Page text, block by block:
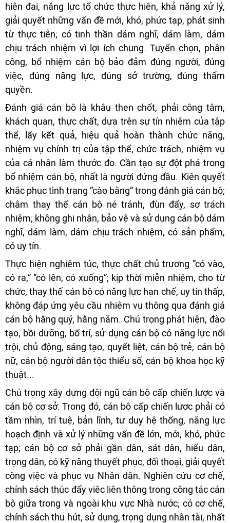
hiện đại, năng lực tổ chức thực hiện, khả năng xử lý,
giải quyết những vấn đề mới, khó, phức tạp, phát sinh
từ thực tiễn; có tinh thần dám nghĩ, dám làm, dám
chịu trách nhiệm vì lợi ích chung. Tuyển chọn, phân
công, bổ nhiệm cán bộ bảo đảm đúng người, đúng
việc, đúng năng lực, đúng sở trường, đúng thẩm
quyền.
Đánh giá cán bộ là khâu then chốt, phải công tâm,
khách quan, thực chất, dựa trên sự tín nhiệm của tập
thể, lấy kết quả, hiệu quả hoàn thành chức năng,
nhiệm vụ chính trị của tập thể, chức trách, nhiệm vụ
của cá nhân làm thước đo. Cần tạo sự đột phá trong
bổ nhiệm cán bộ, nhất là người đứng đầu. Kiên quyết
khắc phục tình trạng “cào bằng” trong đánh giá cán bộ;
chậm thay thế cán bộ né tránh, đùn đẩy, sợ trách
nhiệm; không ghi nhận, bảo vệ và sử dụng cán bộ dám
nghĩ, dám làm, dám chịu trách nhiệm, có sản phẩm,
có uy tín.
Thực hiện nghiêm túc, thực chất chủ trương “có vào,
có ra,” “có lên, có xuống”; kịp thời miễn nhiệm, cho từ
chức, thay thế cán bộ có năng lực hạn chế, uy tín thấp,
không đáp ứng yêu cầu nhiệm vụ thông qua đánh giá
cán bộ hằng quý, hằng năm. Chú trọng phát hiện, đào
tạo, bồi dưỡng, bố trí, sử dụng cán bộ có năng lực nổi
trội, chủ động, sáng tạo, quyết liệt, cán bộ trẻ, cán bộ
nữ, cán bộ người dân tộc thiểu số, cán bộ khoa học kỹ
thuật...
Chú trọng xây dựng đội ngũ cán bộ cấp chiến lược và
cán bộ cơ sở. Trong đó, cán bộ cấp chiến lược phải có
tầm nhìn, trí tuệ, bản lĩnh, tư duy hệ thống, năng lực
hoạch định và xử lý những vấn đề lớn, mới, khó, phức
tạp; cán bộ cơ sở phải gần dân, sát dân, hiểu dân,
trọng dân, có kỹ năng thuyết phục, đối thoại, giải quyết
công việc và phục vụ Nhân dân. Nghiên cứu cơ chế,
chính sách thúc đẩy việc liên thông trong công tác cán
bộ giữa trong và ngoài khu vực Nhà nước; có cơ chế,
chính sách thu hút, sử dụng, trọng dụng nhân tài, nhất